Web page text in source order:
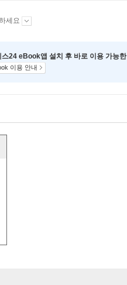
세요
스24 eBook앱 설치 후 바로 이용 가능한
이용 안내